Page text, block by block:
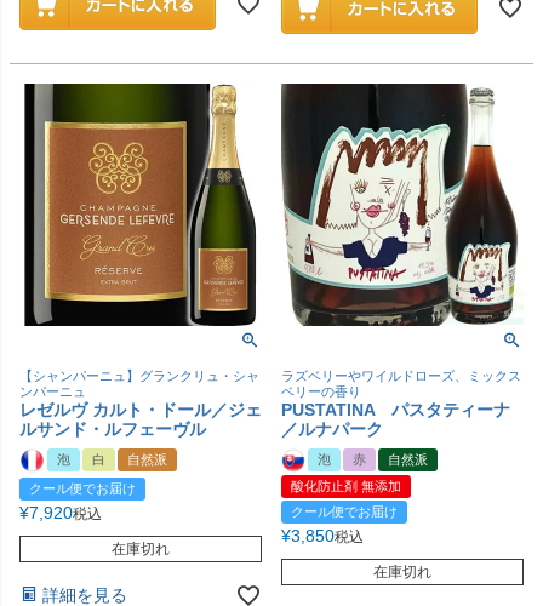
【シャンパーニュ】グランクリュ・シャ
ンパーニュ
レゼルヴ カルト・ドール／ジェ
ルサンド・ルフェーヴル
泡 白
自然派
クール便でお届け
¥7,920税込
在庫切れ
詳細を見る
ラズベリーやワイルドローズ、ミックス
ベリーの香り
PUSTATINA パスタティーナ
／ルナパーク
泡 赤
自然派
酸化防止剤 無添加
クール便でお届け
¥3,850税込
在庫切れ